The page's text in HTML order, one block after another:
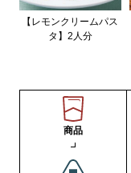
【レモンクリームパス
タ】2人分
商品